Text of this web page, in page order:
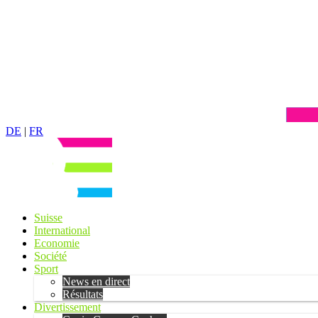
DE | FR
Suisse
International
Economie
Société
Sport
News en direct
Résultats
Divertissement